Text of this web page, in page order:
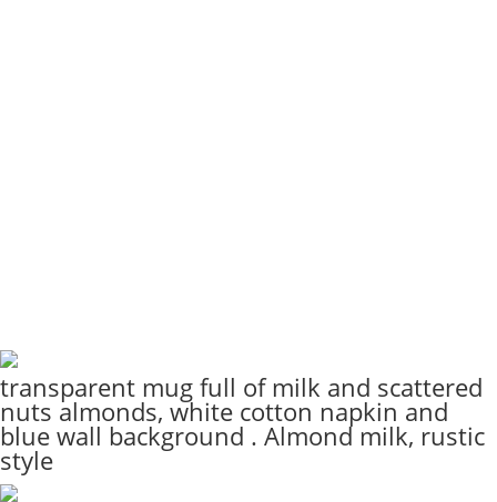
transparent mug full of milk and scattered
nuts almonds, white cotton napkin and
blue wall background . Almond milk, rustic
style